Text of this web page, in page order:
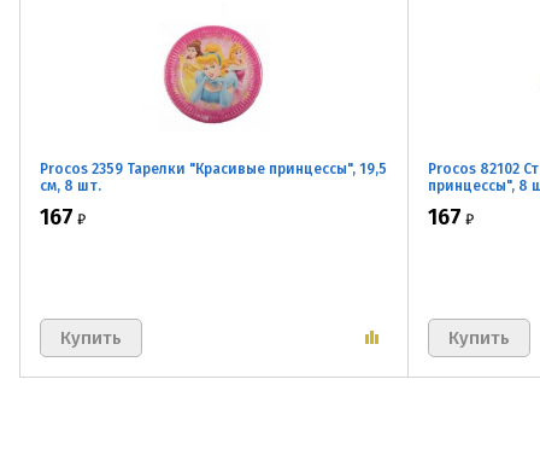
Procos 2359 Тарелки "Красивые принцессы", 19,5
см, 8 шт.
167 ₽
Procos 82102
принцессы", 8
167 ₽